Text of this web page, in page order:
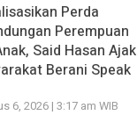
Perda
Perempuan
Said Hasan Ajak
Berani Speak
6, 2026 | 3:17 am WIB